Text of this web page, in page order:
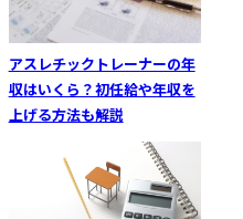
アスレチックトレーナーの年
収はいくら？初任給や年収を
上げる方法も解説